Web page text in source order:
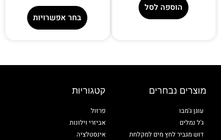
הוספה לסל
בחר אפשרויות
מוצרים נבחרים
עוגן ג'מבו
ג'ל נמלים
דוש מגביר לחץ מים למקלחת
קטגוריות
פרזול
אביזרי וילונות
אינסטלציה